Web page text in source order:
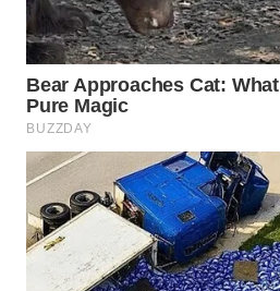
WN
BINTAN
MANDALIKA
WN
LIKUPANG